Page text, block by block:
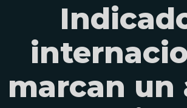
marcan un